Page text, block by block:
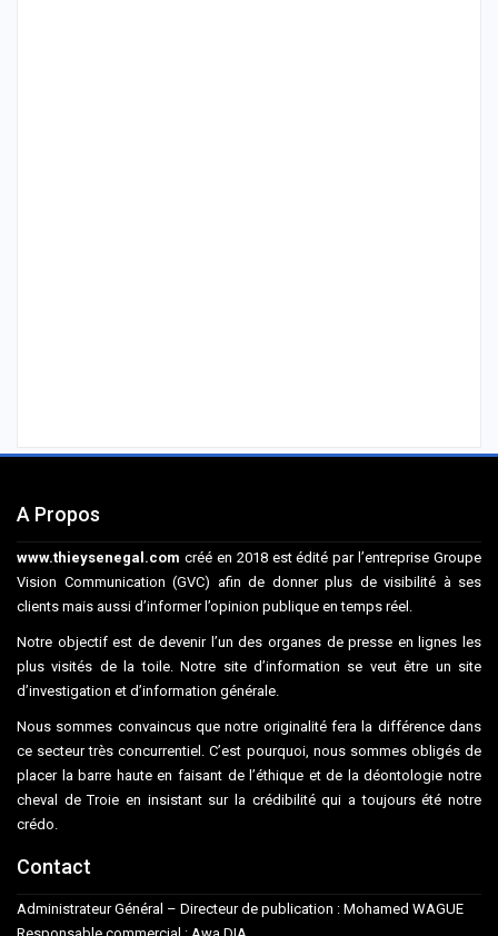
A Propos
www.thieysenegal.com créé en 2018 est édité par l’entreprise Groupe
Vision Communication (GVC) afin de donner plus de visibilité à ses
clients mais aussi d’informer l’opinion publique en temps réel.
Notre objectif est de devenir l’un des organes de presse en lignes les
plus visités de la toile. Notre site d’information se veut être un site
d’investigation et d’information générale.
Nous sommes convaincus que notre originalité fera la différence dans
ce secteur très concurrentiel. C’est pourquoi, nous sommes obligés de
placer la barre haute en faisant de l’éthique et de la déontologie notre
cheval de Troie en insistant sur la crédibilité qui a toujours été notre
crédo.
Contact
Administrateur Général – Directeur de publication : Mohamed WAGUE